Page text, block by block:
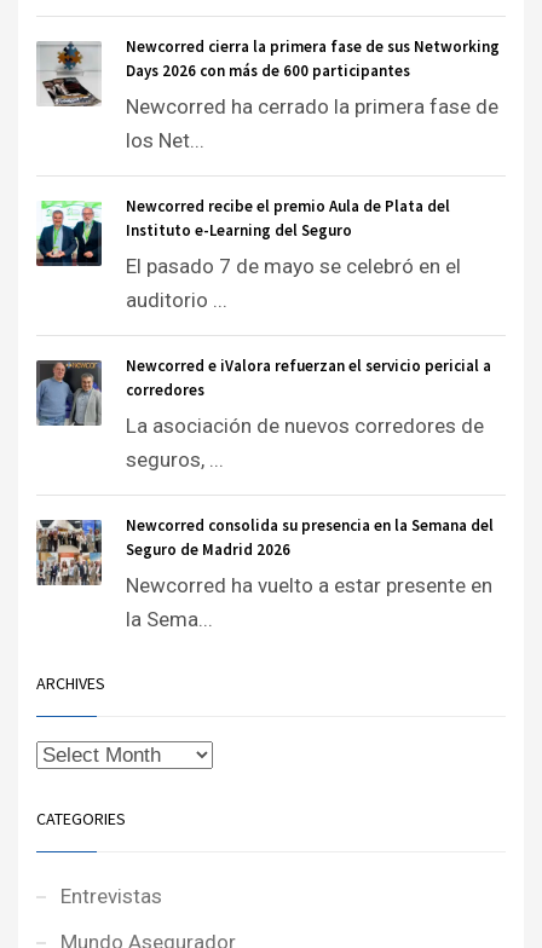
Newcorred cierra la primera fase de sus Networking
Days 2026 con más de 600 participantes
Newcorred ha cerrado la primera fase de
los Net...
Newcorred recibe el premio Aula de Plata del
Instituto e-Learning del Seguro
El pasado 7 de mayo se celebró en el
auditorio ...
Newcorred e iValora refuerzan el servicio pericial a
corredores
La asociación de nuevos corredores de
seguros, ...
Newcorred consolida su presencia en la Semana del
Seguro de Madrid 2026
Newcorred ha vuelto a estar presente en
la Sema...
ARCHIVES
CATEGORIES
Entrevistas
Mundo Asegurador